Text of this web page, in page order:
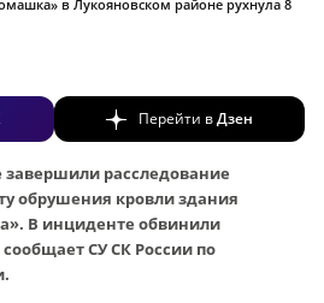
в Лукояновском районе рухнула 8
Перейти вДзен
расследование
обрушения кровли здания
В инциденте обвинили
СУ СК России по